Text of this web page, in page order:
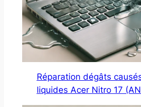
Réparation dégâts
liquides Acer Nitro 17